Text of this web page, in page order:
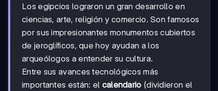
Los egipcios lograron un gran desarrollo en
ciencias, arte, religión y comercio. Son famosos
por sus impresionantes monumentos cubiertos
de jeroglíficos, que hoy ayudan a los
arqueólogos a entender su cultura.
Entre sus avances tecnológicos más
importantes están: el calendario (dividieron el